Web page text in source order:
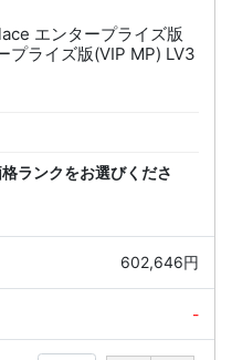
エンタープライズ版
プライズ版(VIP MP) LV3
ランクをお選びくださ
602,646円
-